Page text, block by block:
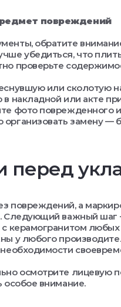
повреждений
обратите
убедиться, что
проверьте
или сколотую
в накладной или акте
фото поврежденного
замену —
перед
повреждений, а
Следующий важный шаг
керамогранитом
у любого
осмотрите лицевую
особое внимание.